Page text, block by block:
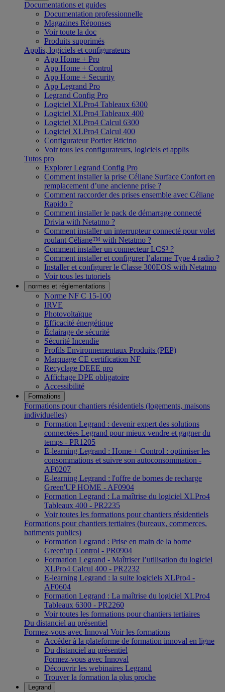
Documentations et guides
Documentation professionnelle
Magazines Réponses
Voir toute la doc
Produits supprimés
Applis, logiciels et configurateurs
App Home + Pro
App Home + Control
App Home + Security
App Legrand Pro
Legrand Config Pro
Logiciel XLPro4 Tableaux 6300
Logiciel XLPro4 Tableaux 400
Logiciel XLPro4 Calcul 6300
Logiciel XLPro4 Calcul 400
Configurateur Portier Bticino
Voir tous les configurateurs, logiciels et applis
Tutos pro
Explorer Legrand Config Pro
Comment installer la prise Céliane Surface Confort en
remplacement d’une ancienne prise ?
Comment raccorder des prises ensemble avec Céliane
Rapido ?
Comment installer le pack de démarrage connecté
Drivia with Netatmo ?
Comment installer un interrupteur connecté pour volet
roulant Céliane™ with Netatmo ?
Comment installer un connecteur LCS³ ?
Comment installer et configurer l’alarme Type 4 radio ?
Installer et configurer le Classe 300EOS with Netatmo
Voir tous les tutoriels
normes et réglementations
Norme NF C 15-100
IRVE
Photovoltaïque
Efficacité énergétique
Éclairage de sécurité
Sécurité Incendie
Profils Environnementaux Produits (PEP)
Marquage CE certification NF
Recyclage DEEE pro
Affichage DPE obligatoire
Accessibilité
Formations
Formations pour chantiers résidentiels (logements, maisons
individuelles)
Formation Legrand : devenir expert des solutions
connectées Legrand pour mieux vendre et gagner du
temps - PR1205
E-learning Legrand : Home + Control : optimiser les
consommations et suivre son autoconsommation -
AF0207
E-learning Legrand : l'offre de bornes de recharge
Green'UP HOME - AF0904
Formation Legrand : La maîtrise du logiciel XLPro4
Tableaux 400 - PR2235
Voir toutes les formations pour chantiers résidentiels
Formations pour chantiers tertiaires (bureaux, commerces,
batiments publics)
Formation Legrand : Prise en main de la borne
Green'up Control - PR0904
Formation Legrand - Maîtriser l’utilisation du logiciel
XLPro4 Calcul 400 - PR2232
E-learning Legrand : la suite logiciels XLPro4 -
AF0604
Formation Legrand : La maîtrise du logiciel XLPro4
Tableaux 6300 - PR2260
Voir toutes les formations pour chantiers tertiaires
Du distanciel au présentiel
Formez-vous avec Innoval Voir les formations
Accéder à la plateforme de formation innoval en ligne
Du distanciel au présentiel
Formez-vous avec Innoval
Découvrir les webinaires Legrand
Trouver la formation la plus proche
Legrand